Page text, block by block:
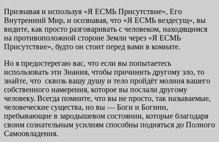
Признавая и используя «Я ЕСМЬ Присутствие», Его
Внутренний Мир, и осознавая, что «Я ЕСМЬ вездесущ», вы
видите, как просто разговаривать с человеком, находящимся
на противоположной стороне Земли через «Я ЕСМЬ
Присутствие», будто он стоит перед вами в комнате.
Но я предостерегаю вас, что если вы попытаетесь
использовать эти Знания, чтобы причинить другому зло, то
знайте, что сквозь вашу душу и тело пройдёт молния вашего
собственного намерения, которое вы послали другому
человеку. Всегда помните, что вы не просто, так называемые,
человеческие существа, но вы — Боги и Богини,
пребывающие в зародышевом состоянии, которые благодаря
своим сознательным усилиям способны подняться до Полного
Самоовладения.